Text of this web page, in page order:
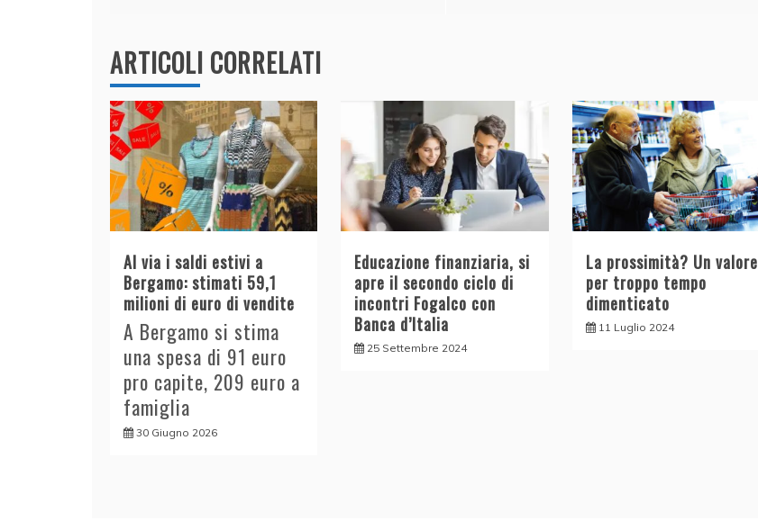
ARTICOLI CORRELATI
Al via i saldi estivi a
Bergamo: stimati 59,1
milioni di euro di vendite
A Bergamo si stima
una spesa di 91 euro
pro capite, 209 euro a
famiglia
30 Giugno 2026
Educazione finanziaria, si
apre il secondo ciclo di
incontri Fogalco con
Banca d’Italia
25 Settembre 2024
La prossimità? Un valore
per troppo tempo
dimenticato
11 Luglio 2024